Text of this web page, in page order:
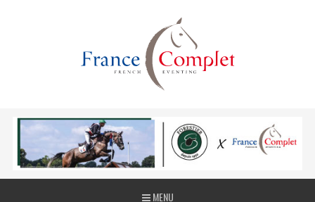
MENU
La journée du complet & le derby cross